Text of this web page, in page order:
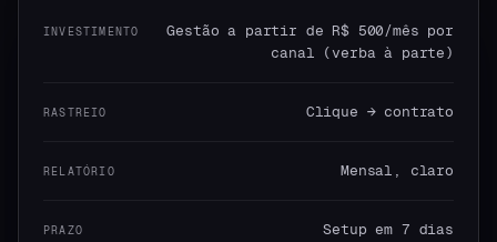
INVESTIMENTO
Gestão a partir de R$ 500/mês por
canal (verba à parte)
RASTREIO Clique → contrato
RELATÓRIO Mensal, claro
PRAZO Setup em 7 dias